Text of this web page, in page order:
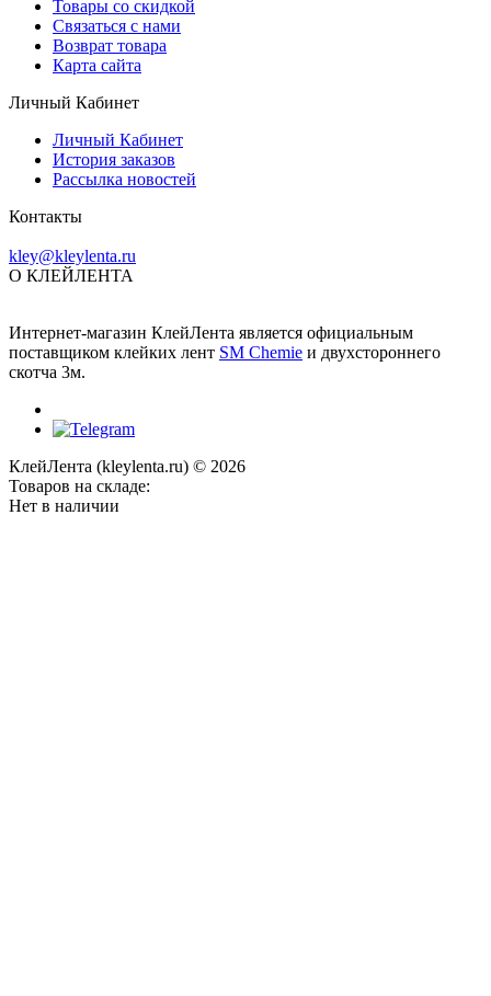
Товары со скидкой
Связаться с нами
Возврат товара
Карта сайта
Личный Кабинет
Личный Кабинет
История заказов
Рассылка новостей
Контакты
kley@kleylenta.ru
О КЛЕЙЛЕНТА
Интернет-магазин КлейЛента является официальным
поставщиком клейких лент SM Chemie и двухстороннего
скотча 3м.
КлейЛента (kleylenta.ru) © 2026
Товаров на складе:
Нет в наличии